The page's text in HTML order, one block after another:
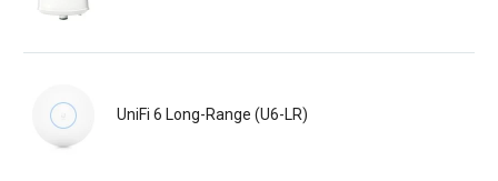
UniFi 6 Long-Range (U6-LR)